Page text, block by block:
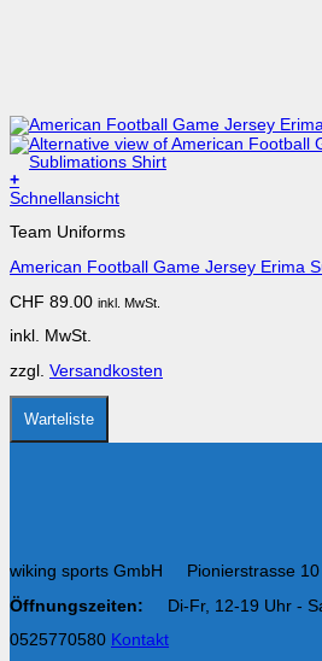
+
Dieses
weist
Varianten
Die
können
der
Produktseite
gewählt
Schnellansicht
Team Uniforms
American Football Game Jersey Erima
CHF 89.00 inkl. MwSt.
inkl. MwSt.
zzgl. Versandkosten
Warteliste
wiking sports GmbH Pionierstrasse
Öffnungszeiten: Di-Fr, 12-19 Uhr -
0525770580 Kontakt